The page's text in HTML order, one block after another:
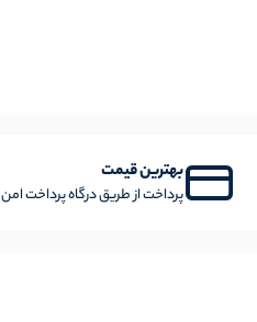
بهترین قیمت
پرداخت از طریق درگاه پرداخت امن